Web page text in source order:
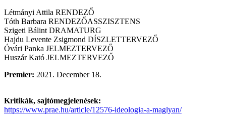
Létmányi Attila RENDEZŐ
Tóth Barbara RENDEZŐASSZISZTENS
Szigeti Bálint DRAMATURG
Hajdu Levente Zsigmond DÍSZLETTERVEZŐ
Óvári Panka JELMEZTERVEZŐ
Huszár Kató JELMEZTERVEZŐ
Premier: 2021. December 18.
Kritikák, sajtómegjelenések:
https://www.prae.hu/article/12576-ideologia-a-maglyan/